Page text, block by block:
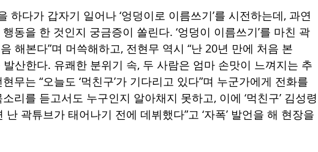
하다가 갑자기 일어나 ‘엉덩이로 이름쓰기’를 시전하는데, 과연
동을 한 것인지 궁금증이 쏠린다. ‘엉덩이 이름쓰기’를 마친 곽
해본다”며 머쓱해하고, 전현무 역시 “난 20년 만에 처음 본
산한다. 유쾌한 분위기 속, 두 사람은 엄마 손맛이 느껴지는 추
무는 “오늘도 ‘먹친구’가 기다리고 있다”며 누군가에게 전화를
리를 듣고서도 누구인지 알아채지 못하고, 이에 ‘먹친구’ 김성령
곽튜브가 태어나기 전에 데뷔했다”고 ‘자폭’ 발언을 해 현장을